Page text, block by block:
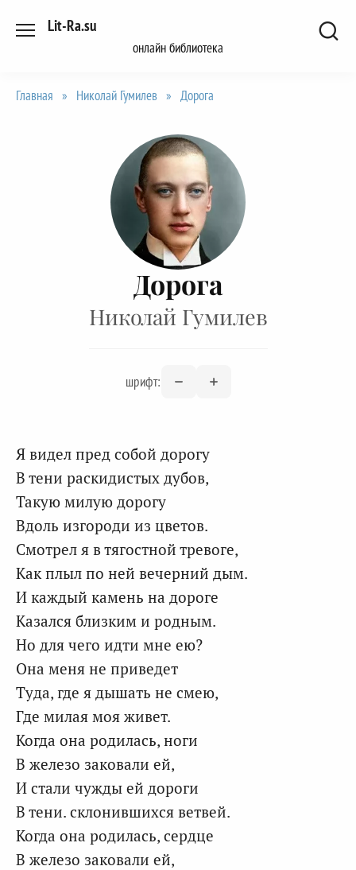
Lit-Ra.su
онлайн библиотека
Главная » Николай Гумилев » Дорога
Дорога
Николай Гумилев
шрифт:
Я видел пред собой дорогу
В тени раскидистых дубов,
Такую милую дорогу
Вдоль изгороди из цветов.
Смотрел я в тягостной тревоге,
Как плыл по ней вечерний дым.
И каждый камень на дороге
Казался близким и родным.
Но для чего идти мне ею?
Она меня не приведет
Туда, где я дышать не смею,
Где милая моя живет.
Когда она родилась, ноги
В железо заковали ей,
И стали чужды ей дороги
В тени. склонившихся ветвей.
Когда она родилась, сердце
В железо заковали ей,